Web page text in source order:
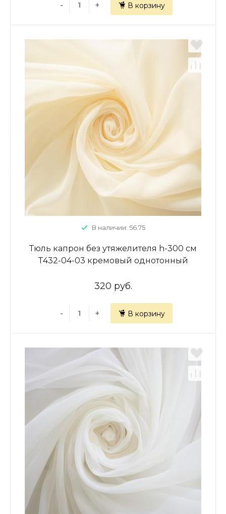
- + В корзину
В наличии: 56.75
Тюль капрон без утяжелителя h-300 см
Т432-04-03 кремовый однотонный
320 руб.
- + В корзину